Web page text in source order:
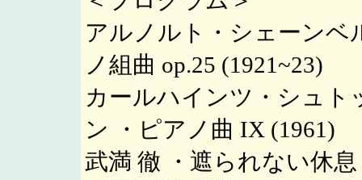
アルノルト・シェーンベ
ノ組曲 op.25 (1921~23)
カールハインツ・シュト
ン ・ピアノ曲 IX (1961)
武満 徹 ・遮られない休息